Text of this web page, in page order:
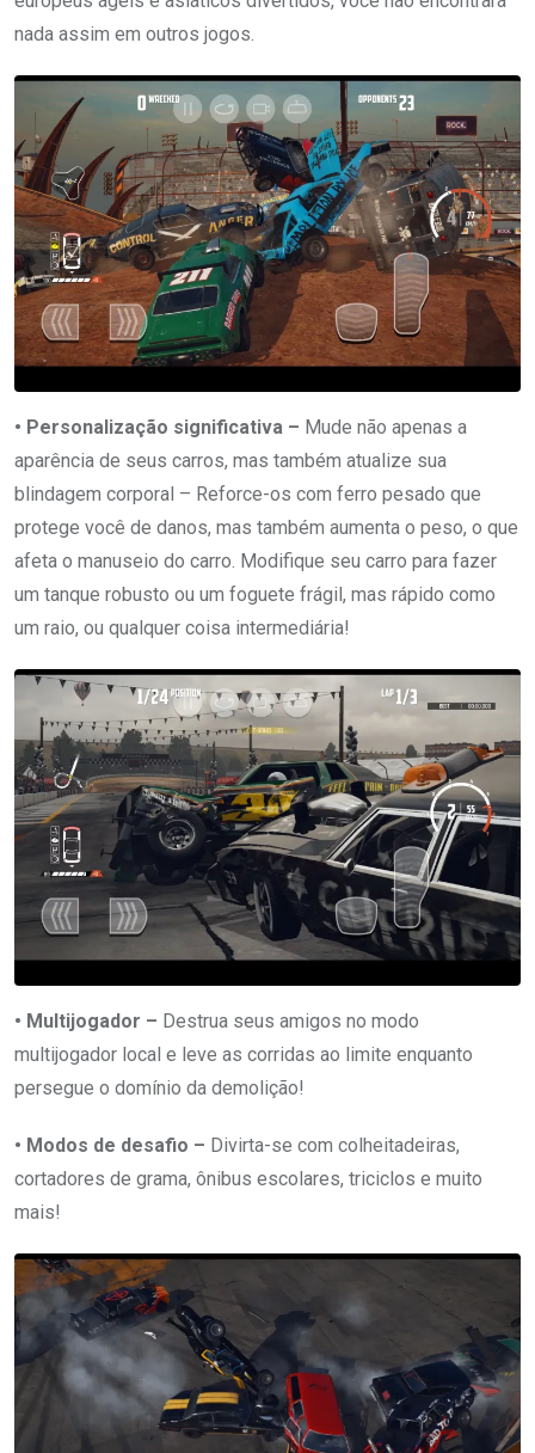
nada assim em outros jogos.
• Personalização significativa – Mude não apenas a
aparência de seus carros, mas também atualize sua
blindagem corporal – Reforce-os com ferro pesado que
protege você de danos, mas também aumenta o peso, o que
afeta o manuseio do carro. Modifique seu carro para fazer
um tanque robusto ou um foguete frágil, mas rápido como
um raio, ou qualquer coisa intermediária!
• Multijogador – Destrua seus amigos no modo
multijogador local e leve as corridas ao limite enquanto
persegue o domínio da demolição!
• Modos de desafio – Divirta-se com colheitadeiras,
cortadores de grama, ônibus escolares, triciclos e muito
mais!